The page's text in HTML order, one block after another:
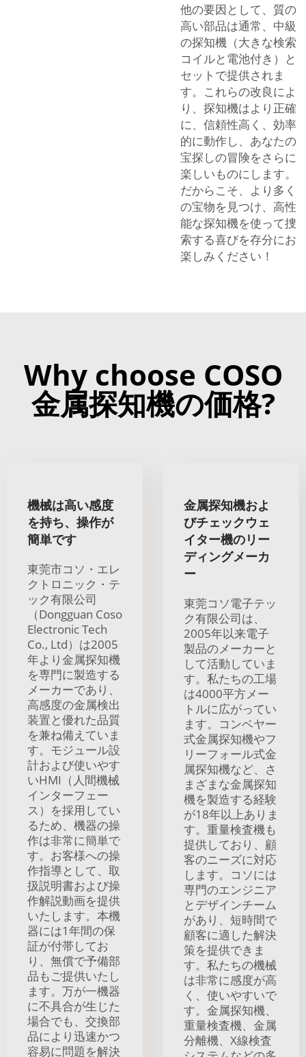
他の要因として、質の
高い部品は通常、中級
の探知機（大きな検索
コイルと電池付き）と
セットで提供されま
す。これらの改良によ
り、探知機はより正確
に、信頼性高く、効率
的に動作し、あなたの
宝探しの冒険をさらに
楽しいものにします。
だからこそ、より多く
の宝物を見つけ、高性
能な探知機を使って捜
索する喜びを存分にお
楽しみください！
Why choose COSO
金属探知機の価格?
機械は高い感度
を持ち、操作が
簡単です
東莞市コソ・エレ
クトロニック・テ
ック有限公司
（Dongguan Coso
Electronic Tech
Co., Ltd）は2005
年より金属探知機
を専門に製造する
メーカーであり、
高感度の金属検出
装置と優れた品質
を兼ね備えていま
す。モジュール設
計および使いやす
いHMI（人間機械
インターフェー
ス）を採用してい
るため、機器の操
作は非常に簡単で
す。お客様への操
作指導として、取
扱説明書および操
作解説動画を提供
いたします。本機
器には1年間の保
証が付帯してお
り、無償で予備部
品もご提供いたし
ます。万が一機器
に不具合が生じた
場合でも、交換部
品により迅速かつ
容易に問題を解決
金属探知機およ
びチェックウェ
イター機のリー
ディングメーカ
ー
東莞コソ電子テッ
ク有限公司は、
2005年以来電子
製品のメーカーと
して活動していま
す。私たちの工場
は4000平方メー
トルに広がってい
ます。コンベヤー
式金属探知機やフ
リーフォール式金
属探知機など、さ
まざまな金属探知
機を製造する経験
が18年以上ありま
す。重量検査機も
提供しており、顧
客のニーズに対応
します。コソには
専門のエンジニア
とデザインチーム
があり、短時間で
顧客に適した解決
策を提供できま
す。私たちの機械
は非常に感度が高
く、使いやすいで
す。金属探知機、
重量検査機、金属
分離機、X線検査